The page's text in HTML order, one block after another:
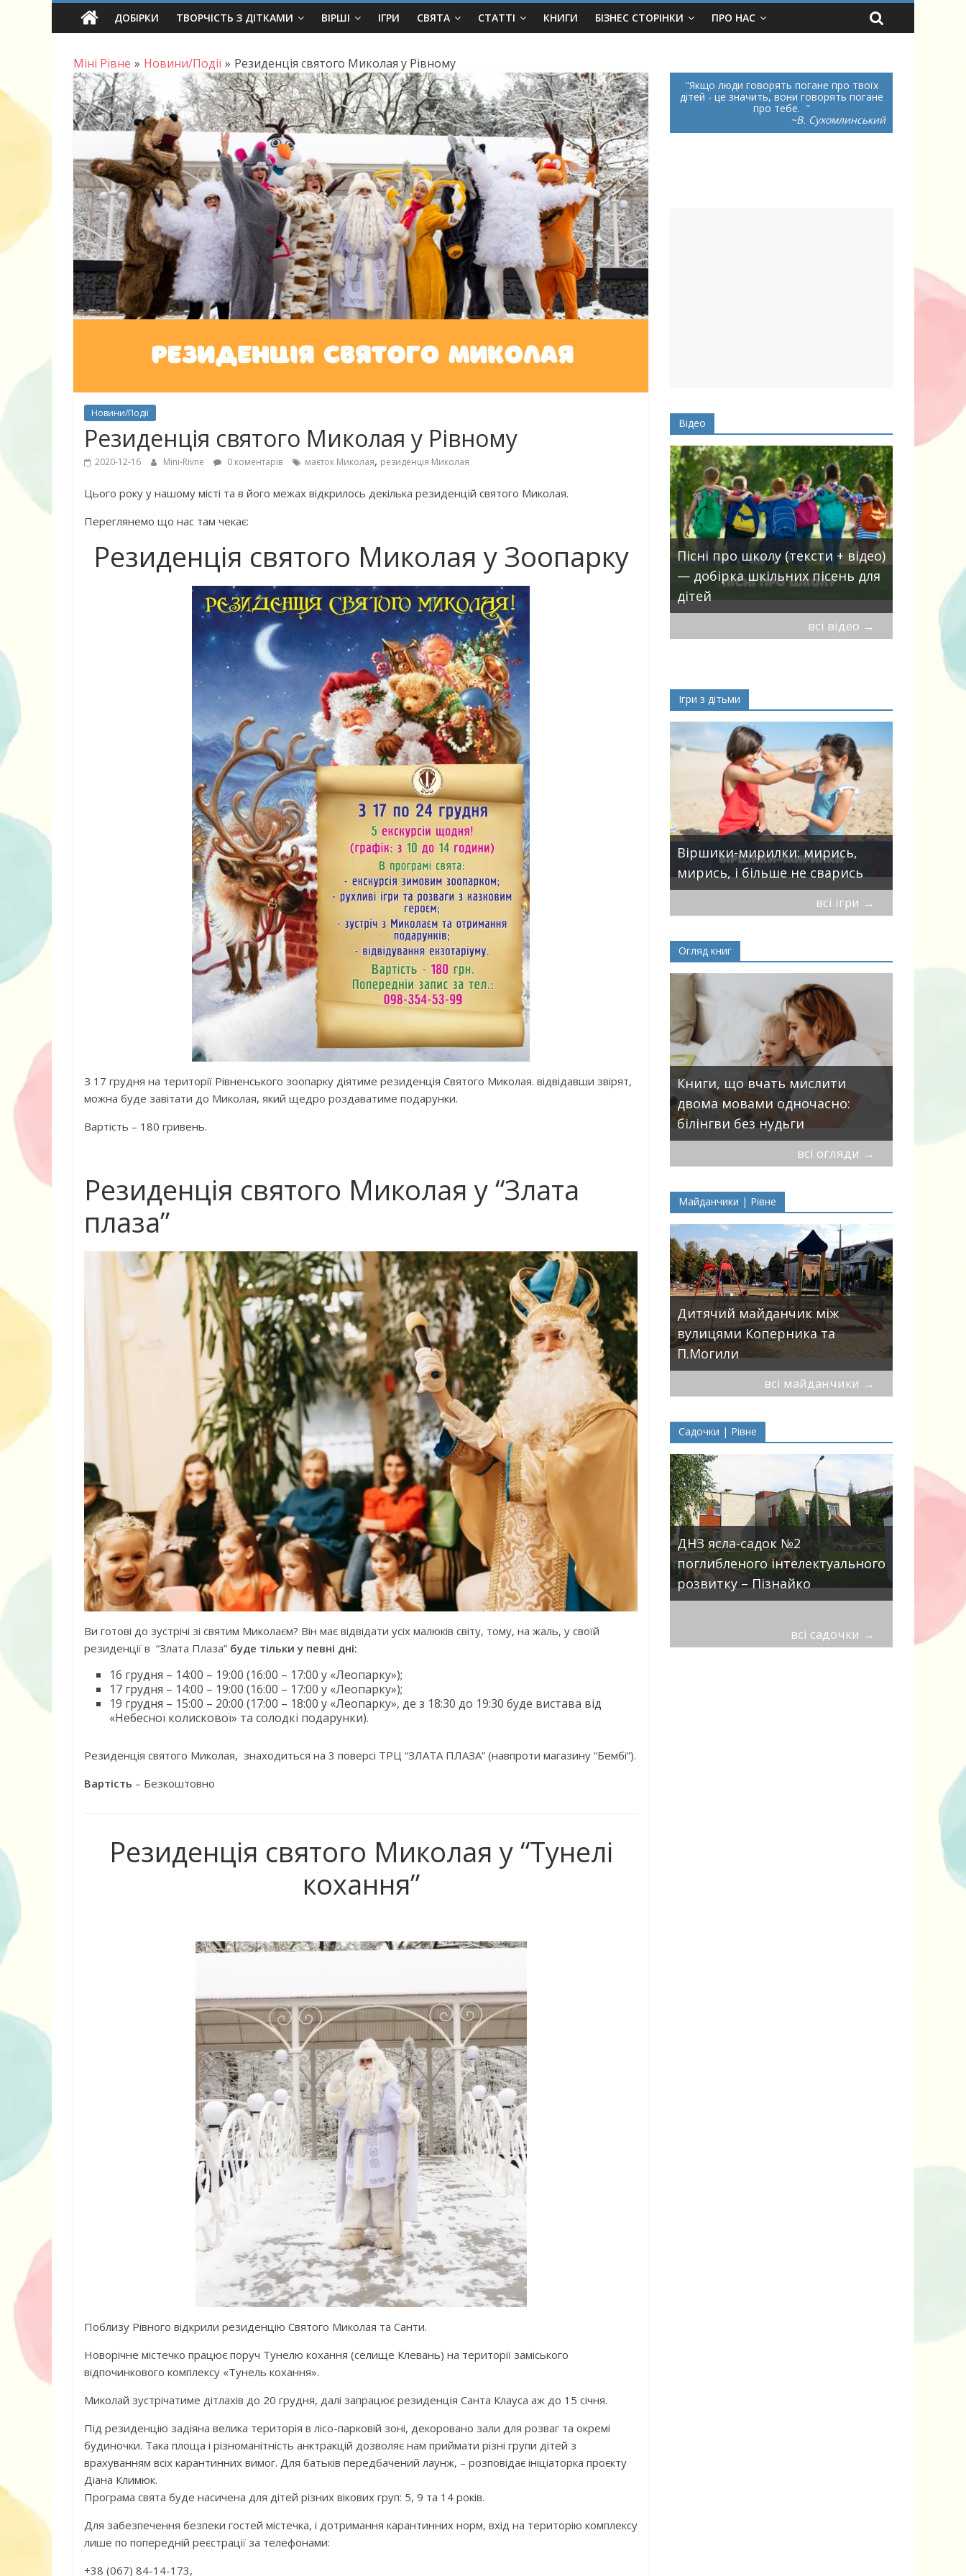
Skip
ДОБІРКИ ТВОРЧІСТЬ З ДІТКАМИ ВІРШІ ІГРИ СВЯТА СТАТТІ КНИГИ БІЗНЕС СТОРІНКИ ПРО НАС
Міні Рівне » Новини/Події » Резиденція святого Миколая у Рівному
Новини/Події
Резиденція святого Миколая у Рівному
2020-12-16 Mini-Rivne 0 коментарів маєток Миколая, резиденція Миколая
Цього року у нашому місті та в його межах відкрилось декілька резиденцій святого Миколая.
Переглянемо що нас там чекає:
Резиденція святого Миколая у Зоопарку
З 17 грудня на території Рівненського зоопарку діятиме резиденція Святого Миколая. відвідавши звірят,
можна буде завітати до Миколая, який щедро роздаватиме подарунки.
Вартість – 180 гривень.
Резиденція святого Миколая у “Злата
плаза”
Ви готові до зустрічі зі святим Миколаєм? Він має відвідати усіх малюків світу, тому, на жаль, у своїй
резиденції в “Злата Плаза” буде тільки у певні дні:
16 грудня – 14:00 – 19:00 (16:00 – 17:00 у «Леопарку»);
17 грудня – 14:00 – 19:00 (16:00 – 17:00 у «Леопарку»);
19 грудня – 15:00 – 20:00 (17:00 – 18:00 у «Леопарку», де з 18:30 до 19:30 буде вистава від
«Небесної колискової» та солодкі подарунки).
Резиденція святого Миколая, знаходиться на 3 поверсі ТРЦ “ЗЛАТА ПЛАЗА” (навпроти магазину “Бембі”).
Вартість – Безкоштовно
Резиденція святого Миколая у “Тунелі
кохання”
Поблизу Рівного відкрили резиденцію Святого Миколая та Санти.
Новорічне містечко працює поруч Тунелю кохання (селище Клевань) на території заміського
відпочинкового комплексу «Тунель кохання».
Миколай зустрічатиме дітлахів до 20 грудня, далі запрацює резиденція Санта Клауса аж до 15 січня.
Під резиденцію задіяна велика територія в лісо-парковій зоні, декоровано зали для розваг та окремі
будиночки. Така площа і різноманітність анктракцій дозволяє нам приймати різні групи дітей з
врахуванням всіх карантинних вимог. Для батьків передбачений лаунж, – розповідає ініціаторка проєкту
Діана Климюк.
Програма свята буде насичена для дітей різних вікових груп: 5, 9 та 14 років.
Для забезпечення безпеки гостей містечка, і дотримання карантинних норм, вхід на територію комплексу
лише по попередній реєстрації за телефонами:
+38 (067) 84-14-173,
Якщо люди говорять погане про твоїх
дітей - це значить, вони говорять погане
про тебе.
~В. Сухомлинський
Відео
10 найкращих фільмів для
дітей, що пояснюють складні
Чарівні українські колискові
музика)
Колискові для дітей з усього
світу (відео)
Пісні про школу (тексти + відео)
— добірка шкільних пісень для
дітей
30
всі відео →
Ігри з дітьми
10 ігор з усього світу, щоб
Ігри та конкурси на Новий рік
для всієї сім’ї — ідеї для
святкового вечора
Чудові ідеї для ігор на асфальті
Віршики-мирилки: мирись,
мирись, і більше не сварись
всі ігри →
Огляд книг
Книга «Як любити дитину»
Корчак Януш
Що почитати дитині на ніч: 15
Книги, що вчать мислити
двома мовами одночасно:
білінгви без нудьги
всі огляди →
Майданчики | Рівне
Дитячий спортивно-ігровий
Дитячий спортивно-ігровий
майданчик в парку ім. Т.
Шевченка
Дитячий спортивно-ігровий
майданчик на Ювілейному
Дитячий майданчик між
вулицями Коперника та
П.Могили
всі майданчики →
Садочки | Рівне
ДНЗ ясла-садок №2
поглибленого інтелектуального
розвитку – Пізнайко
Приватні садочки Рівного
Рівненський навчально-
виховний комплекс №1
ДНЗ ясла-садок №2
поглибленого інтелектуального
розвитку – Пізнайко
всі садочки →